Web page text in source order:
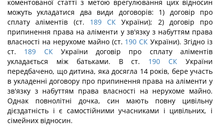
коментованої статті з метою врегулювання цих відносин
можуть укладатися два види договорів: 1) договір про
сплату аліментів (ст. 189 СК України); 2) договір про
припинення права на аліменти у зв'язку з набуттям права
власності на нерухоме майно (ст. 190 СК України). Згідно із
ст. 189 СКУкраїни договір про сплату аліментів
укладається між батьками. В ст. 190 СК України
передбачено, що дитина, яка досягла 14 років, бере участь
в укладенні договору про припинення права на аліменти у
зв'язку з набуттям права власності на нерухоме майно.
Однак повнолітні дочка, син мають повну цивільну
дієздатність і є самостійними учасниками і цивільних, і
сімейних відносин.